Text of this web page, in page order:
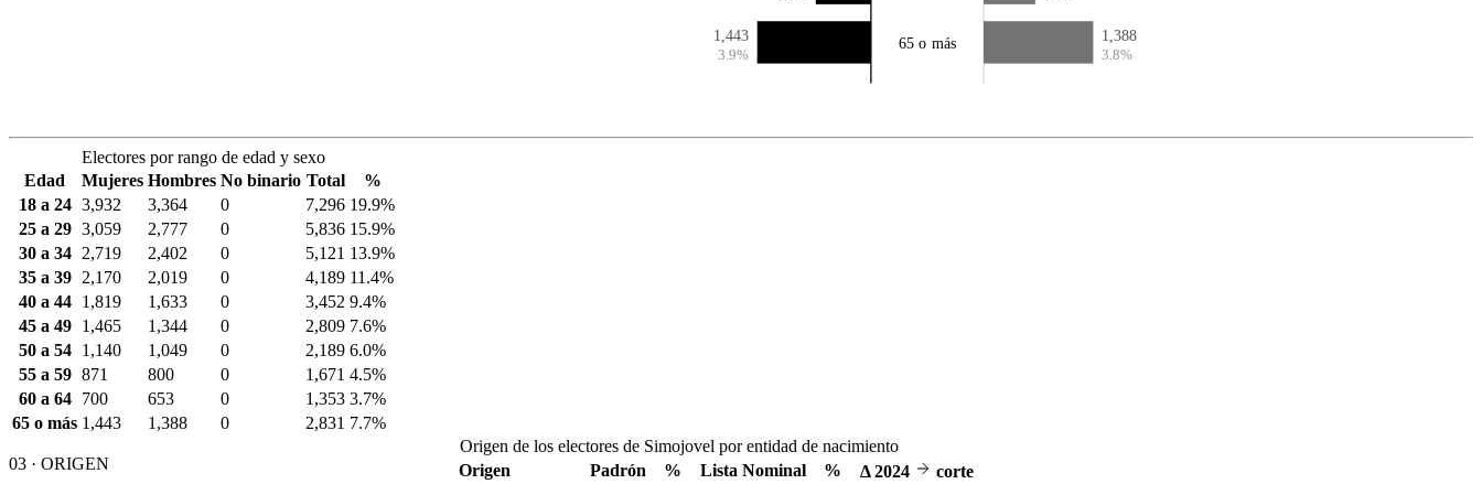
1,443
3.9%
1,388
3.8%
65 o más
Electores por rango de edad y sexo
Edad
Mujeres Hombres No binario Total
%
18 a 24 3,932 3,364 0 7,296 19.9%
25 a 29 3,059 2,777 0 5,836 15.9%
30 a 34
2,719 2,402 0 5,121 13.9%
35 a 39
2,170 2,019 0 4,189 11.4%
40 a 44
1,819 1,633 0 3,452 9.4%
45 a 49
1,465 1,344 0 2,809 7.6%
50 a 54
1,140 1,049 0 2,189 6.0%
55 a 59 871 800 0 1,671 4.5%
60 a 64
700 653 0 1,353 3.7%
65 o más 1,443 1,388 0 2,831 7.7%
03 · ORIGEN
Origen de los electores de Simojovel por entidad de nacimiento
Origen
Padrón % Lista Nominal % Δ2024
corte